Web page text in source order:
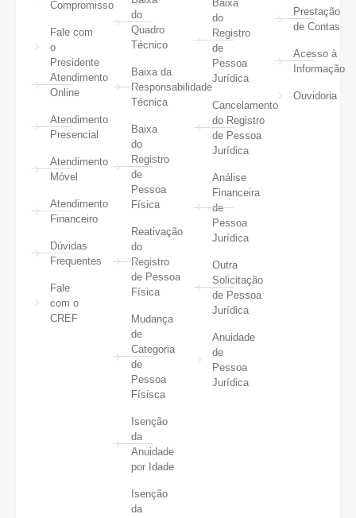
Compromisso
Fale com
o
Presidente
Atendimento
Online
Atendimento
Presencial
Atendimento
Móvel
Atendimento
Financeiro
Dúvidas
Frequentes
Fale
com o
CREF
do
Quadro
Técnico
Baixa da
Responsabilidade
Técnica
Baixa
do
Registro
de
Pessoa
Física
Reativação
do
Registro
de Pessoa
Física
Mudança
de
Categoria
de
Pessoa
Físisca
Isenção
da
Anuidade
por Idade
Isenção
da
Baixa
do
Registro
de
Pessoa
Jurídica
Cancelamento
do Registro
de Pessoa
Jurídica
Análise
Financeira
de
Pessoa
Jurídica
Outra
Solicitação
de Pessoa
Jurídica
Anuidade
de
Pessoa
Jurídica
Prestação
de Contas
Acesso à
Informação
Ouvidoria